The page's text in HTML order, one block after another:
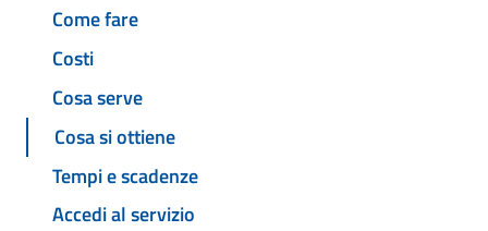
Come fare
Costi
Cosa serve
Cosa si ottiene
Tempi e scadenze
Accedi al servizio